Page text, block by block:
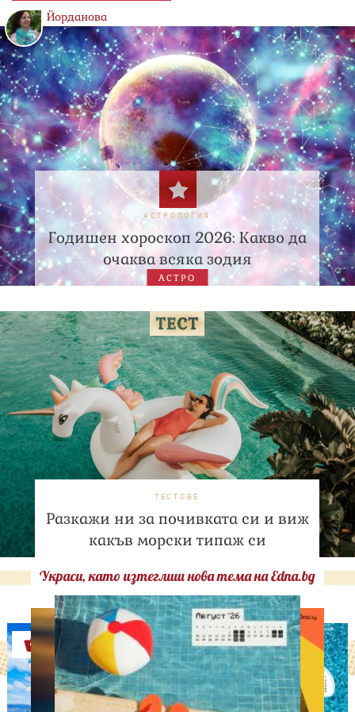
Йорданова
АСТРОЛОГИЯ
Годишен хороскоп 2026: Какво да
очаква всяка зодия
АСТРО
ТЕСТОВЕ
Разкажи ни за почивката си и виж
какъв морски типаж си
Украси, като изтеглиш нова тема на Edna.bg
Оферти
ЛЮБОПИТНО